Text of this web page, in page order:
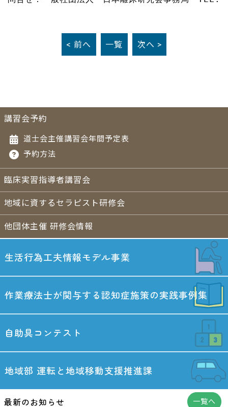
< 前へ 一覧 次へ >
講習会予約
道士会主催講習会年間予定表
予約方法
臨床実習指導者講習会
地域に資するセラピスト研修会
他団体主催 研修会情報
生活行為工夫情報モデル事業
作業療法士が関与する認知症施策の実践事例集
自助具コンテスト
地域部 運転と地域移動支援推進課
最新のお知らせ 一覧へ